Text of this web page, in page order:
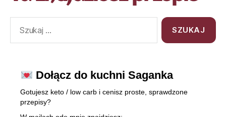
Dołącz do kuchni Saganka
Gotujesz keto / low carb i cenisz proste, sprawdzone
przepisy?